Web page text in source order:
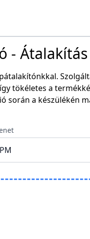
Átalakítás
tökéletes a
során a készülékén